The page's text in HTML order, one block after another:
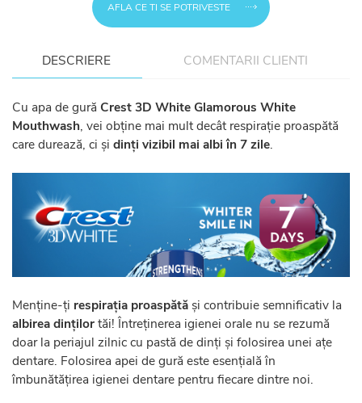
AFLA CE TI SE POTRIVESTE
DESCRIERE COMENTARII CLIENTI
Cu apa de gură Crest 3D White Glamorous White
Mouthwash, vei obține mai mult decât respirație proaspătă
care durează, ci și dinți vizibil mai albi în 7 zile.
Menține-ți respirația proaspătă și contribuie semnificativ la
albirea dințilortăi! Întreținerea igienei orale nu se rezumă
doar la periajul zilnic cu pastă de dinți și folosirea unei ațe
dentare. Folosirea apei de gură este esențială în
îmbunătățirea igienei dentare pentru fiecare dintre noi.